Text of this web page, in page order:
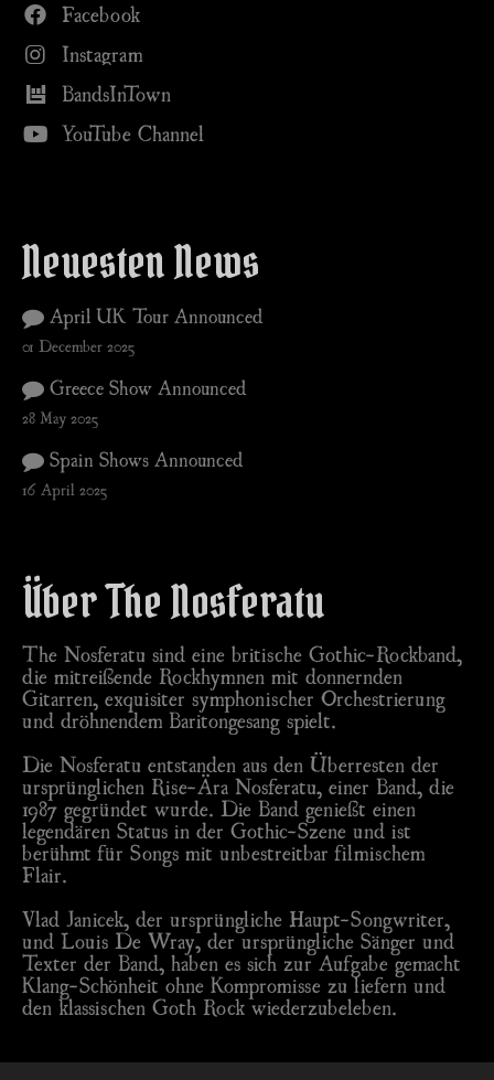
Facebook
Instagram
BandsInTown
YouTube Channel
Neuesten News
April UK Tour Announced
01 December 2025
Greece Show Announced
28 May 2025
Spain Shows Announced
16 April 2025
Über The Nosferatu
The Nosferatu sind eine britische Gothic-Rockband,
die mitreißende Rockhymnen mit donnernden
Gitarren, exquisiter symphonischer Orchestrierung
und dröhnendem Baritongesang spielt.
Die Nosferatu entstanden aus den Überresten der
ursprünglichen Rise-Ära Nosferatu, einer Band, die
1987 gegründet wurde. Die Band genießt einen
legendären Status in der Gothic-Szene und ist
berühmt für Songs mit unbestreitbar filmischem
Flair.
Vlad Janicek, der ursprüngliche Haupt-Songwriter,
und Louis De Wray, der ursprüngliche Sänger und
Texter der Band, haben es sich zur Aufgabe gemacht
Klang-Schönheit ohne Kompromisse zu liefern und
den klassischen Goth Rock wiederzubeleben.